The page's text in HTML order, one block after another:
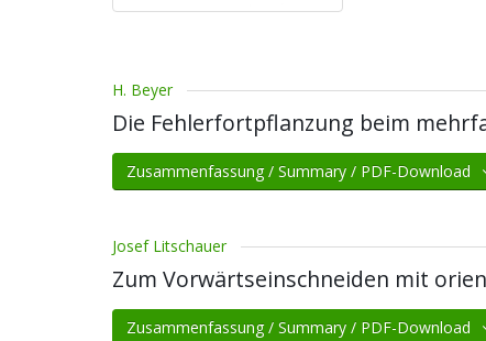
H. Beyer
Die Fehlerfortpflanzung beim
Zusammenfassung / Summary / PDF-Download
Josef Litschauer
Zum Vorwärtseinschneiden mit
Zusammenfassung / Summary / PDF-Download